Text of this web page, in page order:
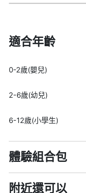
適合年齡
0-2歲(嬰兒)
2-6歲(幼兒)
6-12歲(小學生)
體驗組合包
附近還可以